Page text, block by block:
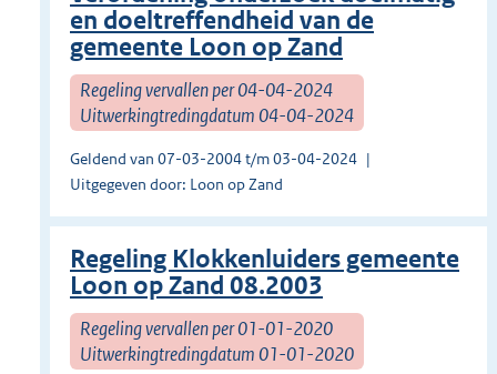
en doeltreffendheid van de
gemeente Loon op Zand
Regeling vervallen per 04-04-2024
Uitwerkingtredingdatum 04-04-2024
Geldend van 07-03-2004 t/m 03-04-2024
Uitgegeven door: Loon op Zand
Regeling Klokkenluiders gemeente
Loon op Zand 08.2003
Regeling vervallen per 01-01-2020
Uitwerkingtredingdatum 01-01-2020